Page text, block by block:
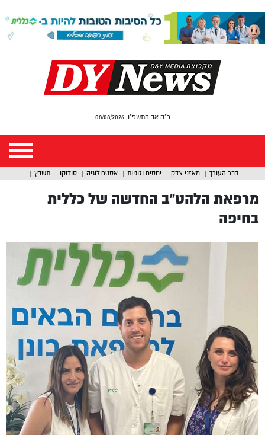
כ"ה אב התשפ"ו, 08/08/2026
דבר העורך מאזני צדק יחסים וזוגיות אסטרולוגיה סודוקו תשבץ
מרפאת הלהט”ב החדשה של כללית
בחיפה